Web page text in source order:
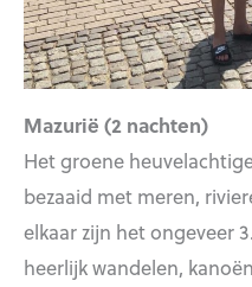
Mazurië (2 nachten)
Het groene
bezaaid met meren,
elkaar zijn het ongeveer
heerlijk wandelen,